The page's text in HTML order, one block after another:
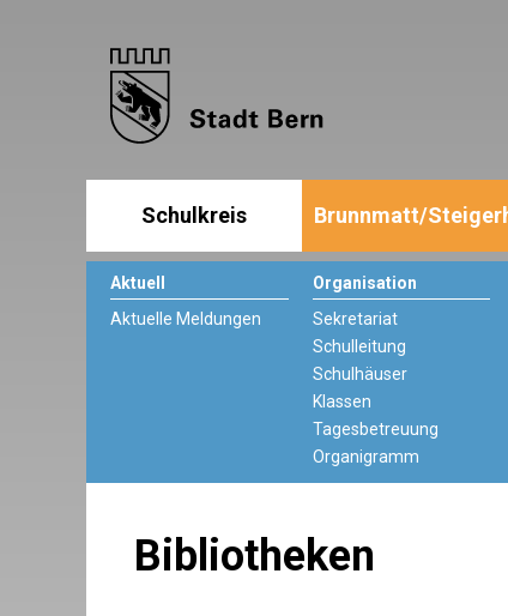
Schulkreis Brunnmatt/
Aktuell
Aktuelle Meldungen
Organisation
Sekretariat
Schulleitung
Schulhäuser
Klassen
Tagesbetreuung
Organigramm
Bibliotheken